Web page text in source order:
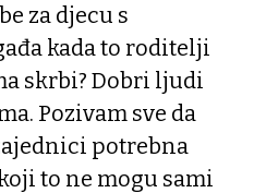
za djecu s
kada to roditelji
skrbi? Dobri ljudi
Pozivam sve da
potrebna
to ne mogu sami